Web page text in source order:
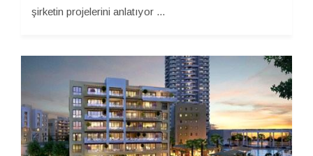
şirketin projelerini anlatıyor ...